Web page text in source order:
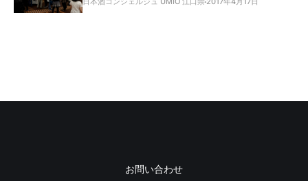
お問い合わせ